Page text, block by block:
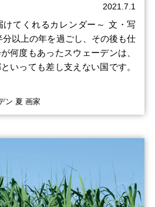
2021.7.1
けてくれるカレンダー～ 文・写
以上の年を過ごし、その後も仕
何度もあったスウェーデンは、
いっても差し支えない国です。
ン 夏 画家